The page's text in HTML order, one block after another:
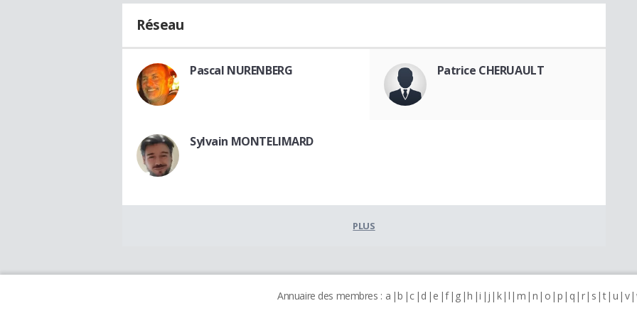
Réseau
Pascal NURENBERG Patrice CHERUAULT
Sylvain MONTELIMARD
PLUS
Annuaire des membres : a b c d e f g h i j k l m n o p q r s t u v